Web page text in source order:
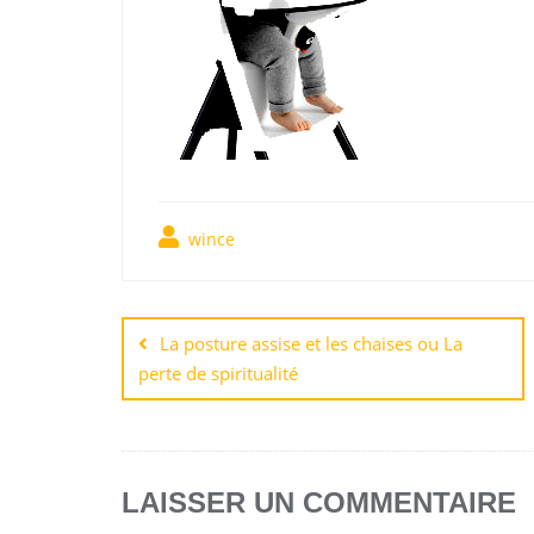
wince
La posture assise et les chaises ou La
perte de spiritualité
LAISSER UN COMMENTAIRE